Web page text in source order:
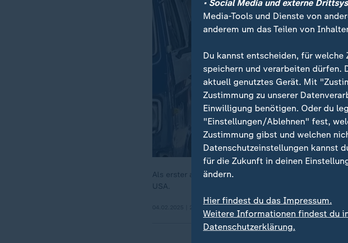
Als erster ausländischer Staatsgast ist Israels
USA.
• Social Media und externe
Media-Tools und Dienste von
anderem um das Teilen von
Du kannst entscheiden, für welche
speichern und verarbeiten dürfen.
aktuell genutztes Gerät. Mit
Zustimmung zu unserer
Einwilligung benötigen. Oder du
"Einstellungen/Ablehnen" fest,
Zustimmung gibst und welchen
Datenschutzeinstellungen kannst
für die Zukunft in deinen
ändern.
Hier findest du das Impressum.
Weitere Informationen findest du
Datenschutzerklärung.